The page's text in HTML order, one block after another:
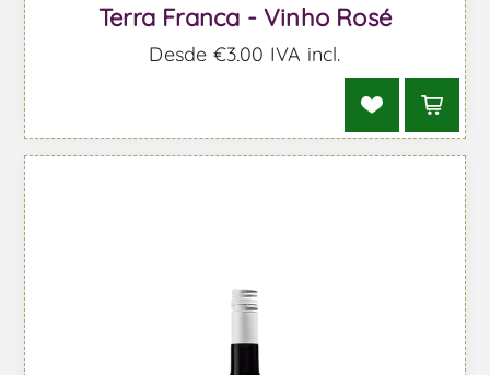
Terra Franca - Vinho Rosé
Desde €3,00 IVA incl.